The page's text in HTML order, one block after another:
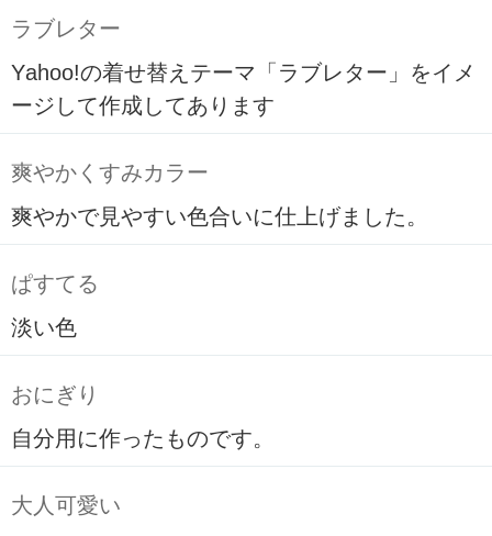
ラブレター
Yahoo!の着せ替えテーマ「ラブレター」をイメ
ージして作成してあります
爽やかくすみカラー
爽やかで見やすい色合いに仕上げました。
ぱすてる
淡い色
おにぎり
自分用に作ったものです。
大人可愛い